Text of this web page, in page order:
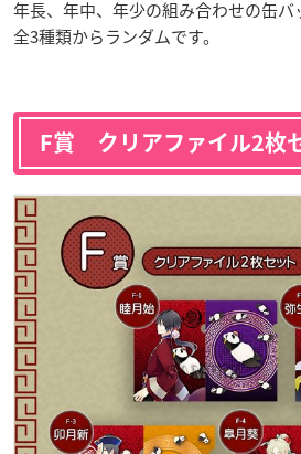
年長、年中、年少の組み合わせの缶バ
全3種類からランダムです。
F賞 クリアファイル2枚